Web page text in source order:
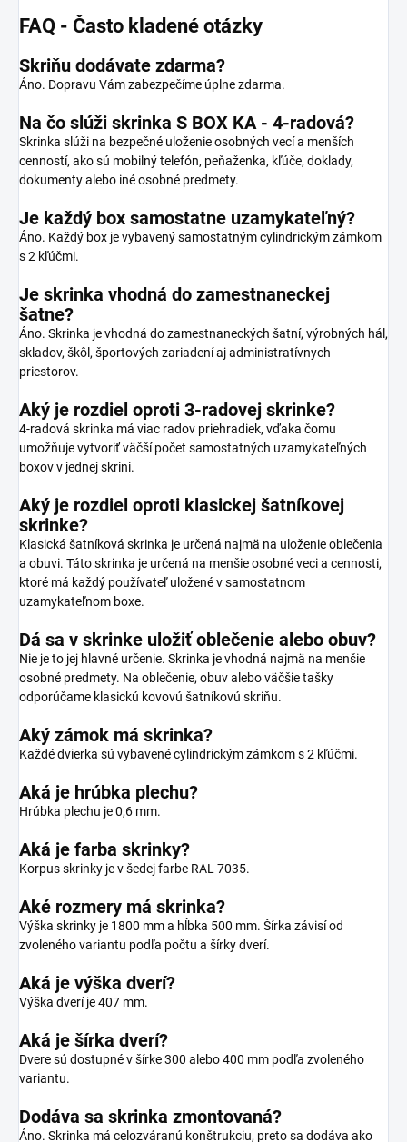
FAQ - Často kladené otázky
Skriňu dodávate zdarma?
Áno. Dopravu Vám zabezpečíme úplne zdarma.
Na čo slúži skrinka S BOX KA - 4-radová?
Skrinka slúži na bezpečné uloženie osobných vecí a menších
cenností, ako sú mobilný telefón, peňaženka, kľúče, doklady,
dokumenty alebo iné osobné predmety.
Je každý box samostatne uzamykateľný?
Áno. Každý box je vybavený samostatným cylindrickým zámkom
s 2 kľúčmi.
Je skrinka vhodná do zamestnaneckej
šatne?
Áno. Skrinka je vhodná do zamestnaneckých šatní, výrobných hál,
skladov, škôl, športových zariadení aj administratívnych
priestorov.
Aký je rozdiel oproti 3-radovej skrinke?
4-radová skrinka má viac radov priehradiek, vďaka čomu
umožňuje vytvoriť väčší počet samostatných uzamykateľných
boxov v jednej skrini.
Aký je rozdiel oproti klasickej šatníkovej
skrinke?
Klasická šatníková skrinka je určená najmä na uloženie oblečenia
a obuvi. Táto skrinka je určená na menšie osobné veci a cennosti,
ktoré má každý používateľ uložené v samostatnom
uzamykateľnom boxe.
Dá sa v skrinke uložiť oblečenie alebo obuv?
Nie je to jej hlavné určenie. Skrinka je vhodná najmä na menšie
osobné predmety. Na oblečenie, obuv alebo väčšie tašky
odporúčame klasickú kovovú šatníkovú skriňu.
Aký zámok má skrinka?
Každé dvierka sú vybavené cylindrickým zámkom s 2 kľúčmi.
Aká je hrúbka plechu?
Hrúbka plechu je 0,6 mm.
Aká je farba skrinky?
Korpus skrinky je v šedej farbe RAL 7035.
Aké rozmery má skrinka?
Výška skrinky je 1800 mm a hĺbka 500 mm. Šírka závisí od
zvoleného variantu podľa počtu a šírky dverí.
Aká je výška dverí?
Výška dverí je 407 mm.
Aká je šírka dverí?
Dvere sú dostupné v šírke 300 alebo 400 mm podľa zvoleného
variantu.
Dodáva sa skrinka zmontovaná?
Áno. Skrinka má celozváranú konštrukciu, preto sa dodáva ako